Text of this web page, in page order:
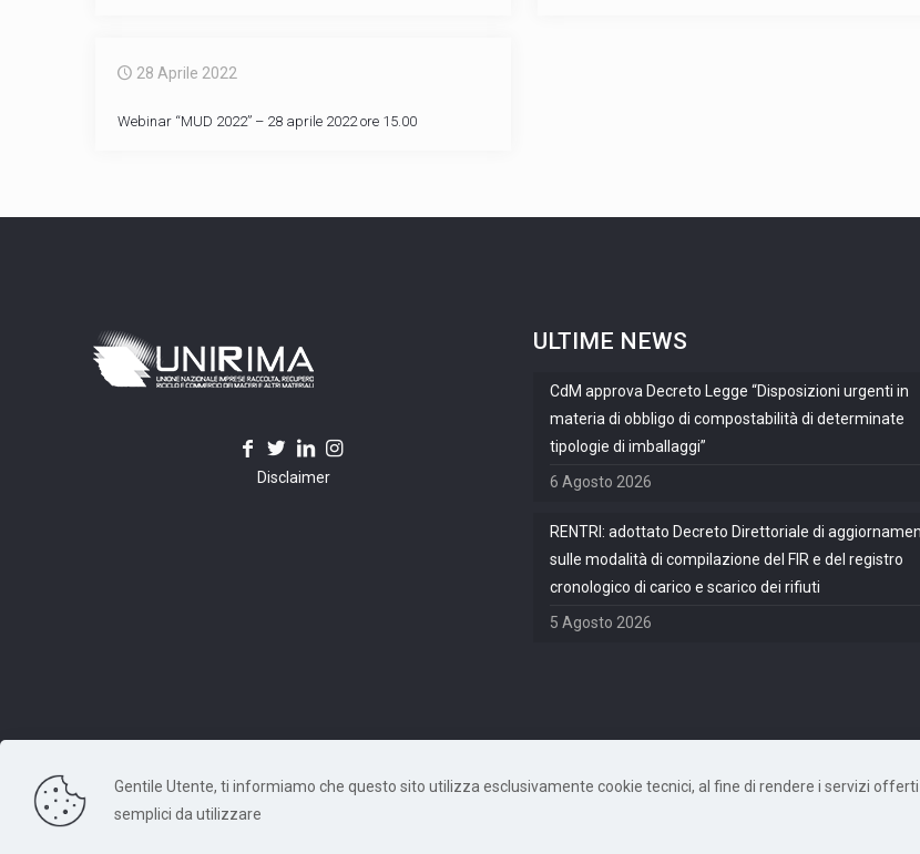
28 Aprile 2022
Webinar “MUD 2022” – 28 aprile 2022 ore 15.00
Disclaimer
ULTIME NEWS
CdM approva Decreto Legge “Disposizioni urgenti in
materia di obbligo di compostabilità di determinate
tipologie di imballaggi”
6 Agosto 2026
RENTRI: adottato Decreto Direttoriale di
sulle modalità di compilazione del FIR e del registro
cronologico di carico e scarico dei rifiuti
5 Agosto 2026
© 2026 Unirima. All Rights Reserved. - Codice Fiscale: 97872490582 | Powered by
Gentile Utente, ti informiamo che questo sito utilizza esclusivamente cookie tecnici, al fine di rendere i servizi
semplici da utilizzare